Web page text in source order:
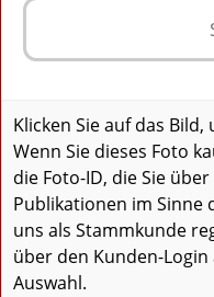
Klicken Sie auf das
Wenn Sie dieses Foto
die Foto-ID, die Sie
Publikationen im Sinne
uns als Stammkunde
über den Kunden-
Auswahl.